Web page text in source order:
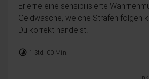
Erlerne eine sensibilisierte
Geldwäsche, welche Strafen folgen
Du korrekt handelst.
timelapse 1 Std. 00 Min.